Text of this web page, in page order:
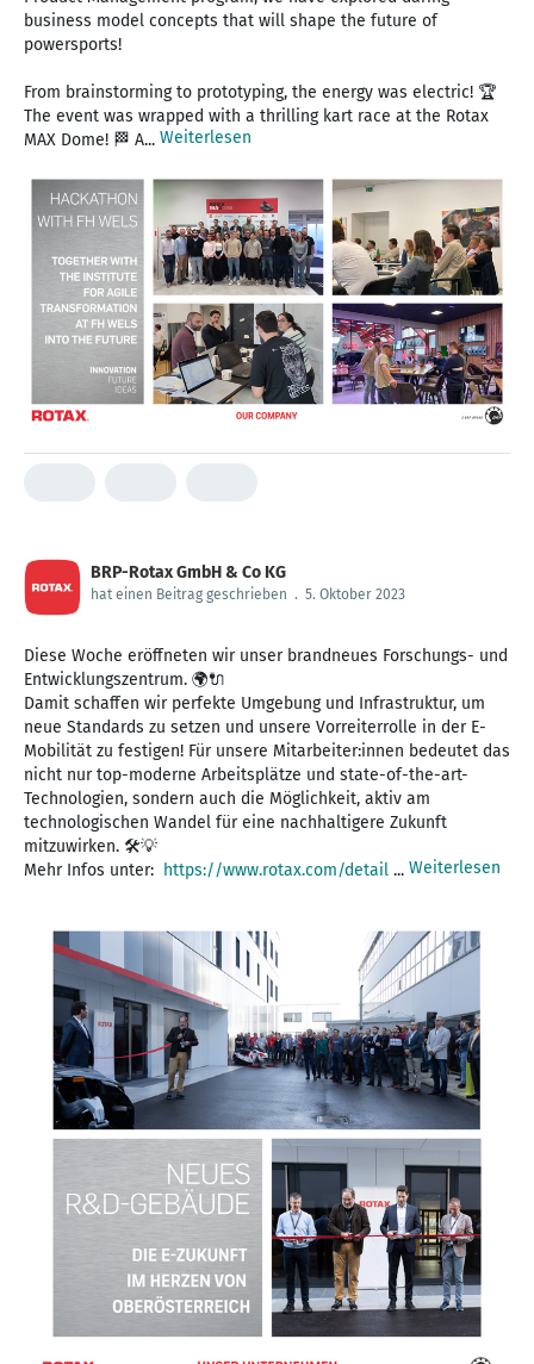
business model concepts that will shape the future of
powersports!
From brainstorming to prototyping, the energy was electric! 🏆
The event was wrapped with a thrilling kart race at the Rotax
MAX Dome! 🏁 A... Weiterlesen
BRP-Rotax GmbH & Co KG
hat einen Beitrag geschrieben . 5. Oktober 2023
Diese Woche eröffneten wir unser brandneues Forschungs- und
Entwicklungszentrum. 🌍🔌
Damit schaffen wir perfekte Umgebung und Infrastruktur, um
neue Standards zu setzen und unsere Vorreiterrolle in der E-
Mobilität zu festigen! Für unsere Mitarbeiter:innen bedeutet das
nicht nur top-moderne Arbeitsplätze und state-of-the-art-
Technologien, sondern auch die Möglichkeit, aktiv am
technologischen Wandel für eine nachhaltigere Zukunft
mitzuwirken. 🛠️💡
Mehr Infos unter: https://www.rotax.com/detail ... Weiterlesen